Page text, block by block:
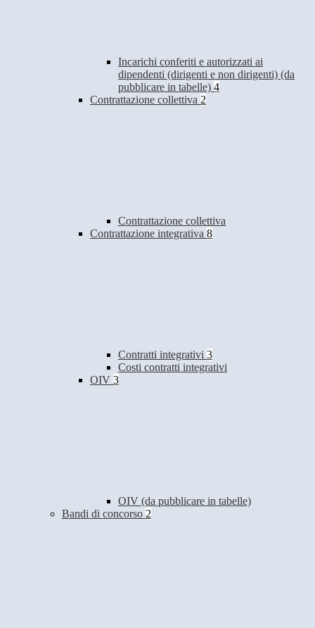
Incarichi conferiti e autorizzati ai
dipendenti (dirigenti e non dirigenti) (da
pubblicare in tabelle) 4
Contrattazione collettiva 2
Contrattazione collettiva
Contrattazione integrativa 8
Contratti integrativi 3
Costi contratti integrativi
OIV 3
OIV (da pubblicare in tabelle)
Bandi di concorso 2